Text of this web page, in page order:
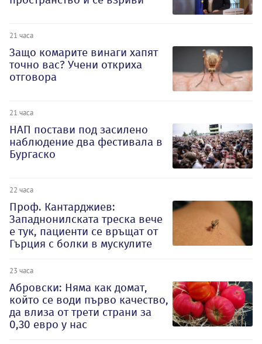
21 часа
Защо комарите винаги хапят
точно вас? Учени откриха
отговора
21 часа
НАП постави под засилено
наблюдение два фестивала в
Бургаско
22 часа
Проф. Кантарджиев:
Западнонилската треска вече
е тук, пациенти се връщат от
Гърция с болки в мускулите
23 часа
Абровски: Няма как домат,
който се води първо качество,
да влиза от трети страни за
0,30 евро у нас